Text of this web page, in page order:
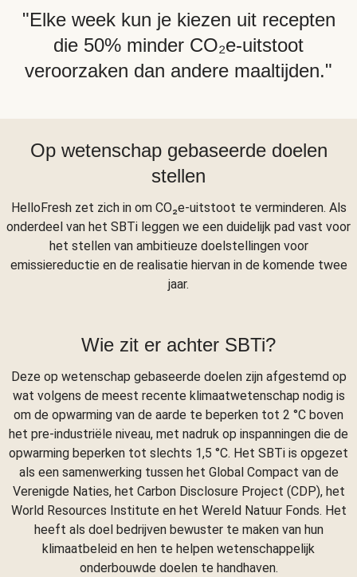
"Elke week kun je kiezen uit recepten
die 50% minder CO₂e-uitstoot
veroorzaken dan andere maaltijden."
Op wetenschap gebaseerde doelen
stellen
HelloFresh zet zich in om CO₂e-uitstoot te verminderen. Als
onderdeel van het SBTi leggen we een duidelijk pad vast voor
het stellen van ambitieuze doelstellingen voor
emissiereductie en de realisatie hiervan in de komende twee
jaar.
Wie zit er achter SBTi?
Deze op wetenschap gebaseerde doelen zijn afgestemd op
wat volgens de meest recente klimaatwetenschap nodig is
om de opwarming van de aarde te beperken tot 2 °C boven
het pre-industriële niveau, met nadruk op inspanningen die de
opwarming beperken tot slechts 1,5 °C. Het SBTi is opgezet
als een samenwerking tussen het Global Compact van de
Verenigde Naties, het Carbon Disclosure Project (CDP), het
World Resources Institute en het Wereld Natuur Fonds. Het
heeft als doel bedrijven bewuster te maken van hun
klimaatbeleid en hen te helpen wetenschappelijk
onderbouwde doelen te handhaven.